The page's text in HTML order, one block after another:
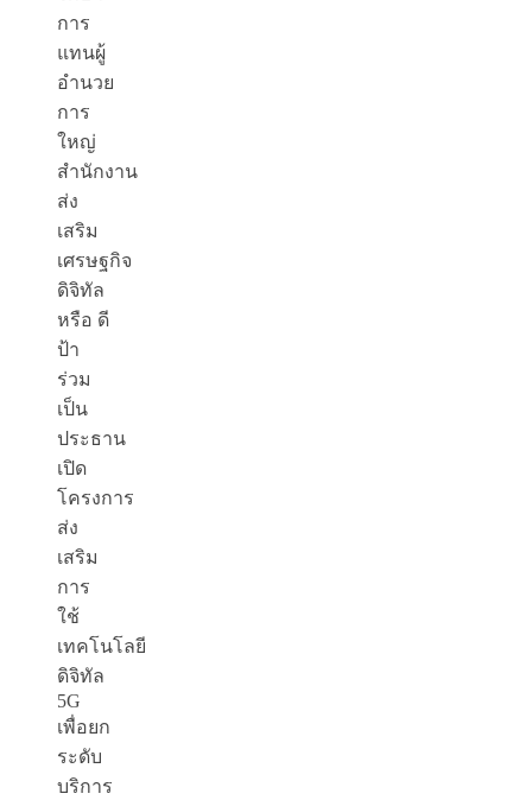
การ
แทนผู้
อำนวย
การ
ใหญ่
สำนักงาน
ส่ง
เสริม
เศรษฐกิจ
ดิจิทัล
หรือ ดี
ป้า
ร่วม
เป็น
ประธาน
เปิด
โครงการ
ส่ง
เสริม
การ
ใช้
เทคโนโลยี
ดิจิทัล
5G
เพื่อยก
ระดับ
บริการ